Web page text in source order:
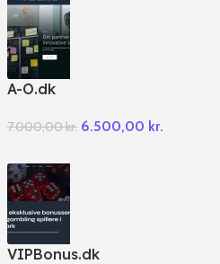
A-O.dk
7.000,00kr. 6.500,00 kr.
VIPBonus.dk